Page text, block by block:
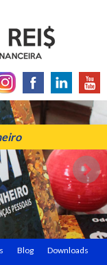
Blog Downloads